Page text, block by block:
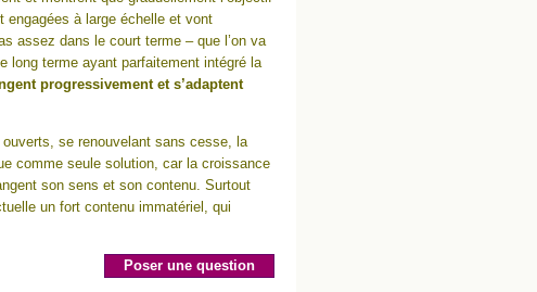
engagées à large échelle et vont
assez dans le court terme – que l’on va
long terme ayant parfaitement intégré la
progressivement et s’adaptent
se renouvelant sans cesse, la
comme seule solution, car la croissance
son sens et son contenu. Surtout
un fort contenu immatériel, qui
Poser une question